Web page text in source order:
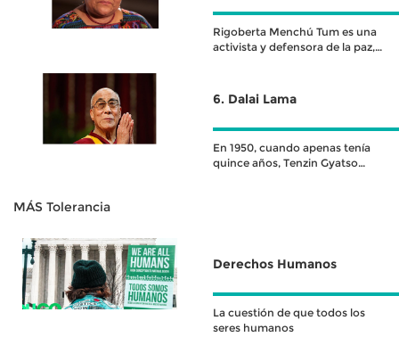
Rigoberta Menchú Tum es una
activista y defensora de la paz,
6. Dalai Lama
En 1950, cuando apenas tenía
quince años, Tenzin Gyatso
MÁS Tolerancia
Derechos Humanos
La cuestión de que todos los
seres humanos